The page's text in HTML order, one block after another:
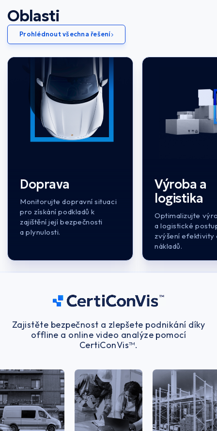
Oblasti
Prohlédnout všechna řešení
Doprava
Monitorujte dopravní situaci
pro získání podkladů k
zajištění její bezpečnosti
a plynulosti.
Výroba a
logistika
Optimalizujte
a logistické
zvýšení efektivity
nákladů.
Zajistěte bezpečnost a zlepšete podnikání díky
offline a online video analýze pomocí
CertiConVis™.